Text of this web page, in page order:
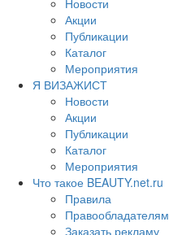
Акции
Публикации
Каталог
Мероприятия
Я ВИЗАЖИСТ
Новости
Акции
Публикации
Каталог
Мероприятия
Что такое BEAUTY.net.ru
Правила
Правообладателям
Заказать рекламу